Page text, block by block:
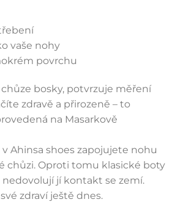
vaše nohy
povrchu
bosky, potvrzuje měření
zdravě a přirozeně – to
na Masarkově
v Ahinsa shoes zapojujete nohu
chůzi. Oproti tomu klasické boty
nedovolují jí kontakt se zemí.
zdraví ještě dnes.